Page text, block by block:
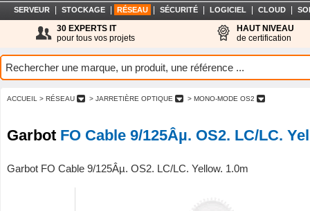
SERVEUR STOCKAGE RÉSEAU SÉCURITÉ LOGICIEL CLOUD
30 EXPERTS IT
pour tous vos projets
HAUT NIVEAU
de certification
ACCUEIL > RÉSEAU > JARRETIÈRE OPTIQUE > MONO-MODE OS2
Garbot FO Cable 9/125Âµ. OS2. LC/LC.
Garbot FO Cable 9/125Âµ. OS2. LC/LC. Yellow. 1.0m